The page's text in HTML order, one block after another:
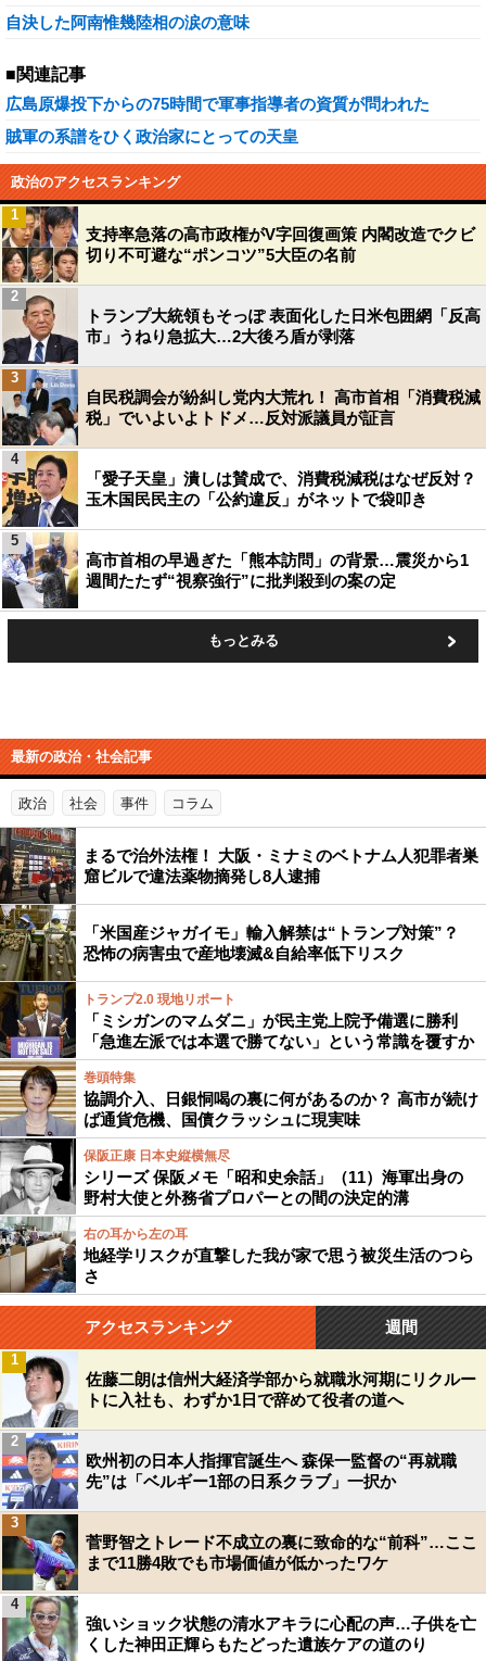
自決した阿南惟幾陸相の涙の意味
■関連記事
広島原爆投下からの75時間で軍事指導者の資質が問われた
賊軍の系譜をひく政治家にとっての天皇
政治のアクセスランキング
支持率急落の高市政権がV字回復画策 内閣改造でクビ
切り不可避な“ポンコツ”5大臣の名前
1
トランプ大統領もそっぽ 表面化した日米包囲網「反高
市」うねり急拡大…2大後ろ盾が剥落
2
自民税調会が紛糾し党内大荒れ！ 高市首相「消費税減
税」でいよいよトドメ…反対派議員が証言
3
「愛子天皇」潰しは賛成で、消費税減税はなぜ反対？
玉木国民民主の「公約違反」がネットで袋叩き
4
高市首相の早過ぎた「熊本訪問」の背景…震災から1
週間たたず“視察強行”に批判殺到の案の定
5
もっとみる
最新の政治・社会記事
政治 社会 事件 コラム
まるで治外法権！ 大阪・ミナミのベトナム人犯罪者巣
窟ビルで違法薬物摘発し8人逮捕
「米国産ジャガイモ」輸入解禁は“トランプ対策”？
恐怖の病害虫で産地壊滅&自給率低下リスク
トランプ2.0 現地リポート
「ミシガンのマムダニ」が民主党上院予備選に勝利
「急進左派では本選で勝てない」という常識を覆すか
巻頭特集
協調介入、日銀恫喝の裏に何があるのか？ 高市が続け
ば通貨危機、国債クラッシュに現実味
保阪正康 日本史縦横無尽
シリーズ 保阪メモ「昭和史余話」（11）海軍出身の
野村大使と外務省プロパーとの間の決定的溝
右の耳から左の耳
地経学リスクが直撃した我が家で思う被災生活のつら
さ
アクセスランキング 週間
佐藤二朗は信州大経済学部から就職氷河期にリクルー
トに入社も、わずか1日で辞めて役者の道へ
1
欧州初の日本人指揮官誕生へ 森保一監督の“再就職
先”は「ベルギー1部の日系クラブ」一択か
2
菅野智之トレード不成立の裏に致命的な“前科”…ここ
まで11勝4敗でも市場価値が低かったワケ
3
強いショック状態の清水アキラに心配の声…子供を亡
くした神田正輝らもたどった遺族ケアの道のり
4